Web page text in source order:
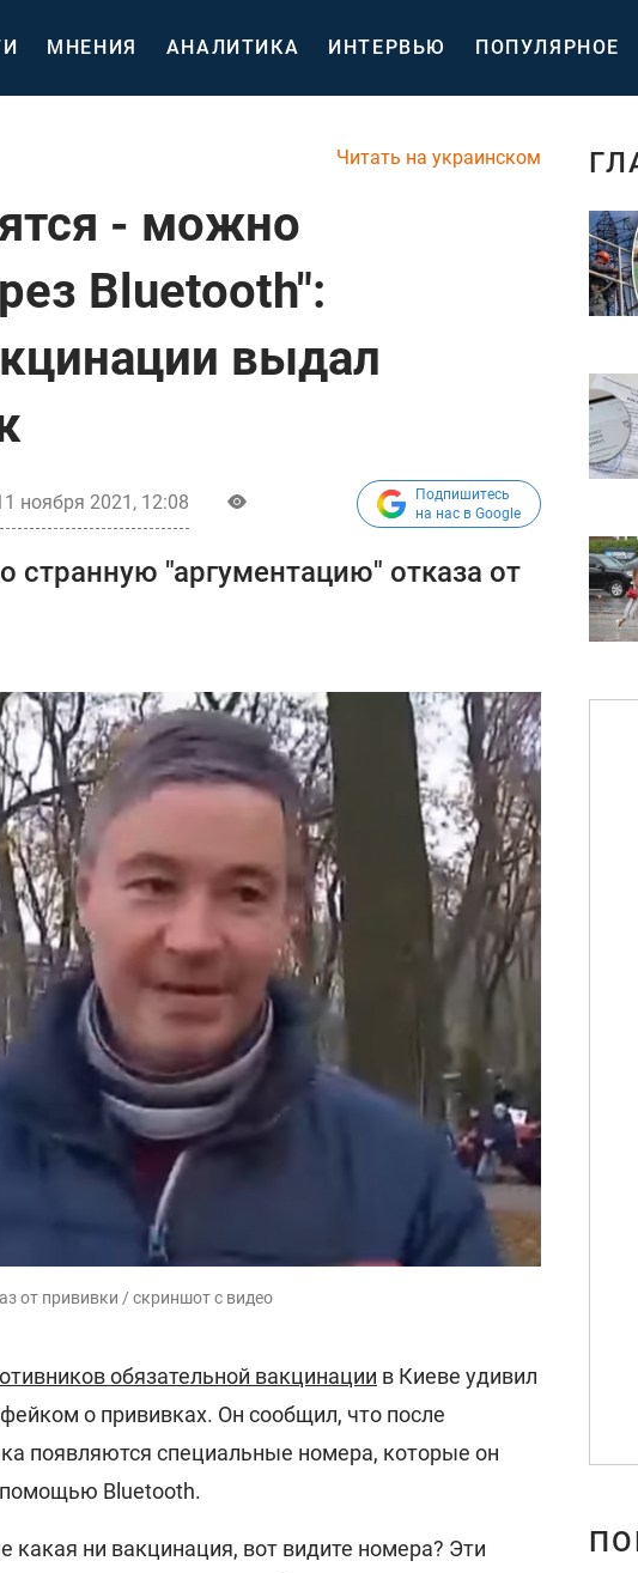
МНЕНИЯ АНАЛИТИКА ИНТЕРВЬЮ ПОПУЛЯРНОЕ
Читать на украинском
- можно
Bluetooth":
выдал
ноября 2021, 12:08
Подпишитесь
на нас в Google
странную "аргументацию" отказа от
от прививки / скриншот с видео
обязательной вакцинации в Киеве удивил
о прививках. Он сообщил, что после
появляются специальные номера, которые он
Bluetooth.
какая ни вакцинация, вот видите номера? Эти